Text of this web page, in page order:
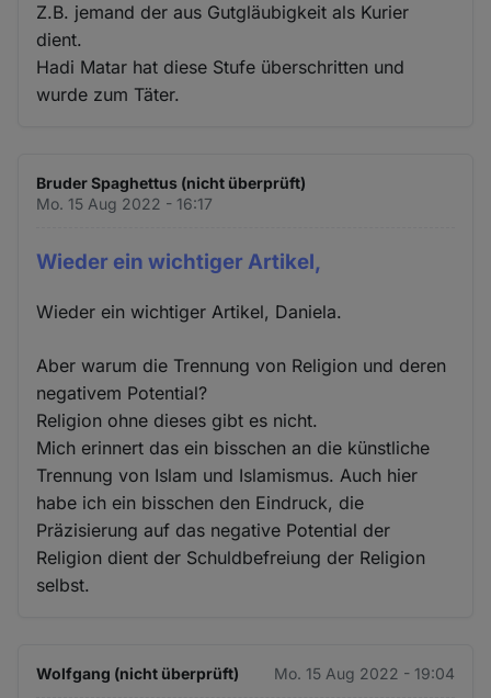
Z.B. jemand der aus Gutgläubigkeit als Kurier
dient.
Hadi Matar hat diese Stufe überschritten und
wurde zum Täter.
Bruder Spaghettus (nicht überprüft)
Mo. 15 Aug 2022 - 16:17
Wieder ein wichtiger Artikel,
Wieder ein wichtiger Artikel, Daniela.
Aber warum die Trennung von Religion und deren
negativem Potential?
Religion ohne dieses gibt es nicht.
Mich erinnert das ein bisschen an die künstliche
Trennung von Islam und Islamismus. Auch hier
habe ich ein bisschen den Eindruck, die
Präzisierung auf das negative Potential der
Religion dient der Schuldbefreiung der Religion
selbst.
Wolfgang (nicht überprüft) Mo. 15 Aug 2022 - 19:04